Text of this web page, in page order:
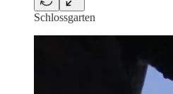
Schlossgarten